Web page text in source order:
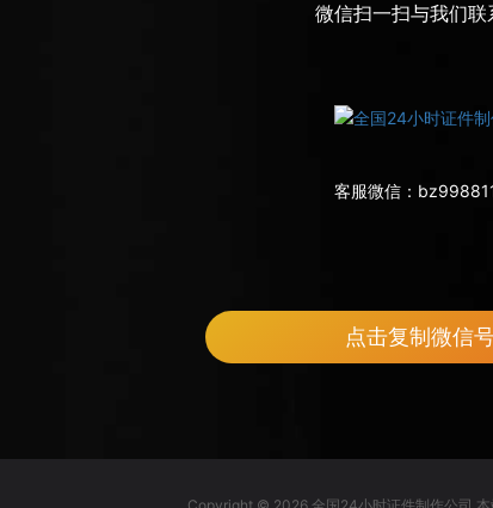
微信扫一扫与我们联
客服微信：
点击复制微信